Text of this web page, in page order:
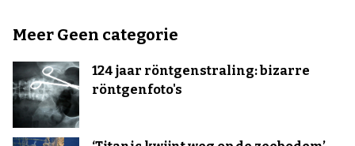
Meer Geen categorie
124 jaar röntgenstraling: bizarre
röntgenfoto's